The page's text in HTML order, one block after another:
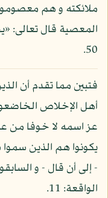
ملائكته و هم
المعصية قال تعالى:
50.
فتبين مما تقدم أن
أهل الإخلاص الخاضعون
عز اسمه لا خوفا من
يكونوا هم الذين سموا
- إلى أن قال - و
الواقعة: 11.